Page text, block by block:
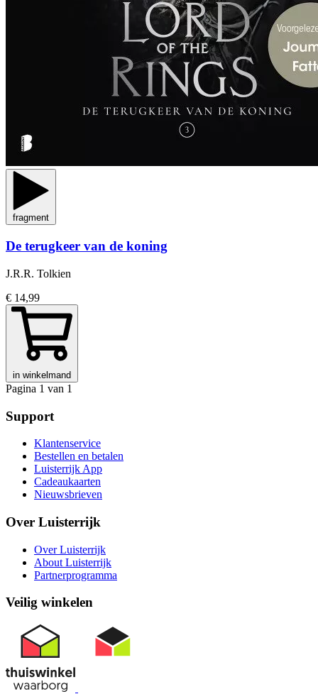
fragment
De terugkeer van de koning
J.R.R. Tolkien
€ 14,99
in winkelmand
Pagina 1 van 1
Support
Klantenservice
Bestellen en betalen
Luisterrijk App
Cadeaukaarten
Nieuwsbrieven
Over Luisterrijk
Over Luisterrijk
About Luisterrijk
Partnerprogramma
Veilig winkelen